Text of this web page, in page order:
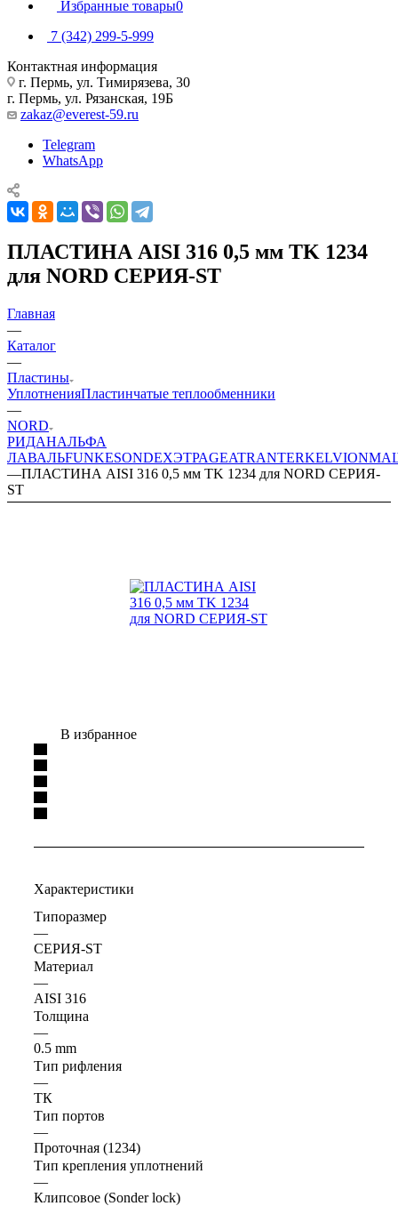
Избранные товары0
7 (342) 299-5-999
Контактная информация
г. Пермь, ул. Тимирязева, 30
г. Пермь, ул. Рязанская, 19Б
zakaz@everest-59.ru
Telegram
WhatsApp
ПЛАСТИНА AISI 316 0,5 мм TK 1234
для NORD СЕРИЯ-ST
Главная
—
Каталог
—
Пластины
УплотненияПластинчатые теплообменники
—
NORD
РИДАНАЛЬФА
ЛАВАЛЬFUNKESONDEXЭТРАGEATRANTERKELVION
—ПЛАСТИНА AISI 316 0,5 мм TK 1234 для NORD СЕРИЯ-
ST
В избранное
Характеристики
Типоразмер
—
СЕРИЯ-ST
Материал
—
AISI 316
Толщина
—
0.5 mm
Тип рифления
—
ТК
Тип портов
—
Проточная (1234)
Тип крепления уплотнений
—
Клипсовое (Sonder lock)